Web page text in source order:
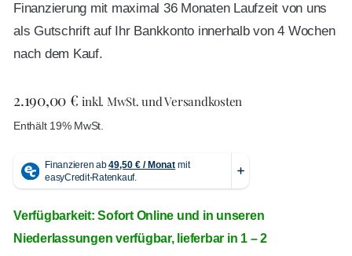
Finanzierung mit maximal 36 Monaten Laufzeit von uns
als Gutschrift auf Ihr Bankkonto innerhalb von 4 Wochen
nach dem Kauf.
2.190,00€ inkl. MwSt. und Versandkosten
Enthält 19% MwSt.
Verfügbarkeit: Sofort Online und in unseren
Niederlassungen verfügbar, lieferbar in 1 – 2